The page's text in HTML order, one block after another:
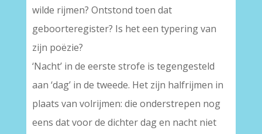
wilde rijmen? Ontstond toen dat
geboorteregister? Is het een typering van
zijn poëzie?
‘Nacht’ in de eerste strofe is tegengesteld
aan ‘dag’ in de tweede. Het zijn halfrijmen in
plaats van volrijmen: die onderstrepen nog
eens dat voor de dichter dag en nacht niet